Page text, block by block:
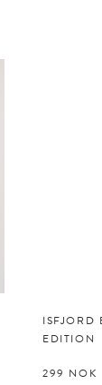
ISFJORD
EDITION
299 NOK